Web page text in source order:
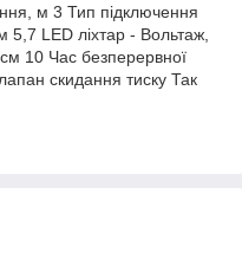
м 3 Тип підключення
LED ліхтар - Вольтаж,
10 Час безперервної
скидання тиску Так